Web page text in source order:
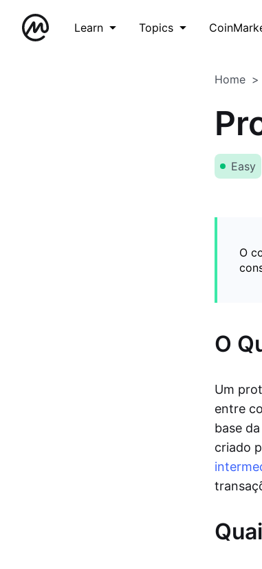
Learn Topics
Home
Easy
O
O
Um
entre
base da
criado